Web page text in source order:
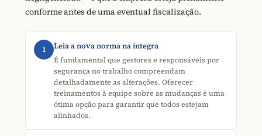
conforme antes de uma eventual fiscalização.
1
Leia a nova norma na íntegra
É fundamental que gestores e responsáveis por
segurança no trabalho compreendam
detalhadamente as alterações. Oferecer
treinamentos à equipe sobre as mudanças é uma
ótima opção para garantir que todos estejam
alinhados.